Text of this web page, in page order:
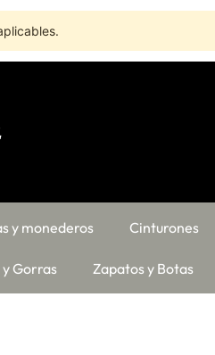
y monederos Cinturones
Gorras Zapatos y Botas